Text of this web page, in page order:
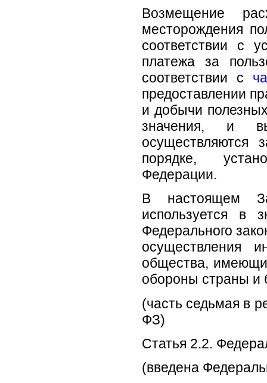
Возмещение
месторождения
соответствии с
платежа за
соответствии с
предоставлении
и добычи
значения, и
осуществляются
порядке,
Федерации.
В настоящем
используется в
Федерального
осуществления
общества,
обороны страны и
(часть седьмая в
ФЗ)
Статья 2.2.
(введена